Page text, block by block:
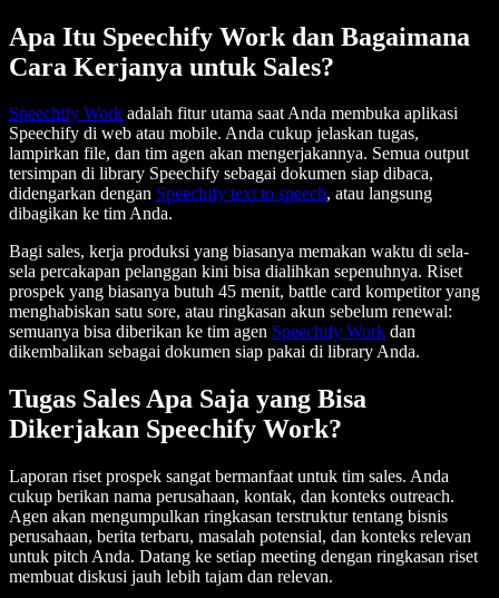
Apa Itu Speechify Work dan Bagaimana
Cara Kerjanya untuk Sales?
Speechify Work adalah fitur utama saat Anda membuka aplikasi
Speechify di web atau mobile. Anda cukup jelaskan tugas,
lampirkan file, dan tim agen akan mengerjakannya. Semua output
tersimpan di library Speechify sebagai dokumen siap dibaca,
didengarkan dengan Speechify text to speech, atau langsung
dibagikan ke tim Anda.
Bagi sales, kerja produksi yang biasanya memakan waktu di sela-
sela percakapan pelanggan kini bisa dialihkan sepenuhnya. Riset
prospek yang biasanya butuh 45 menit, battle card kompetitor yang
menghabiskan satu sore, atau ringkasan akun sebelum renewal:
semuanya bisa diberikan ke tim agen Speechify Work dan
dikembalikan sebagai dokumen siap pakai di library Anda.
Tugas Sales Apa Saja yang Bisa
Dikerjakan Speechify Work?
Laporan riset prospek sangat bermanfaat untuk tim sales. Anda
cukup berikan nama perusahaan, kontak, dan konteks outreach.
Agen akan mengumpulkan ringkasan terstruktur tentang bisnis
perusahaan, berita terbaru, masalah potensial, dan konteks relevan
untuk pitch Anda. Datang ke setiap meeting dengan ringkasan riset
membuat diskusi jauh lebih tajam dan relevan.